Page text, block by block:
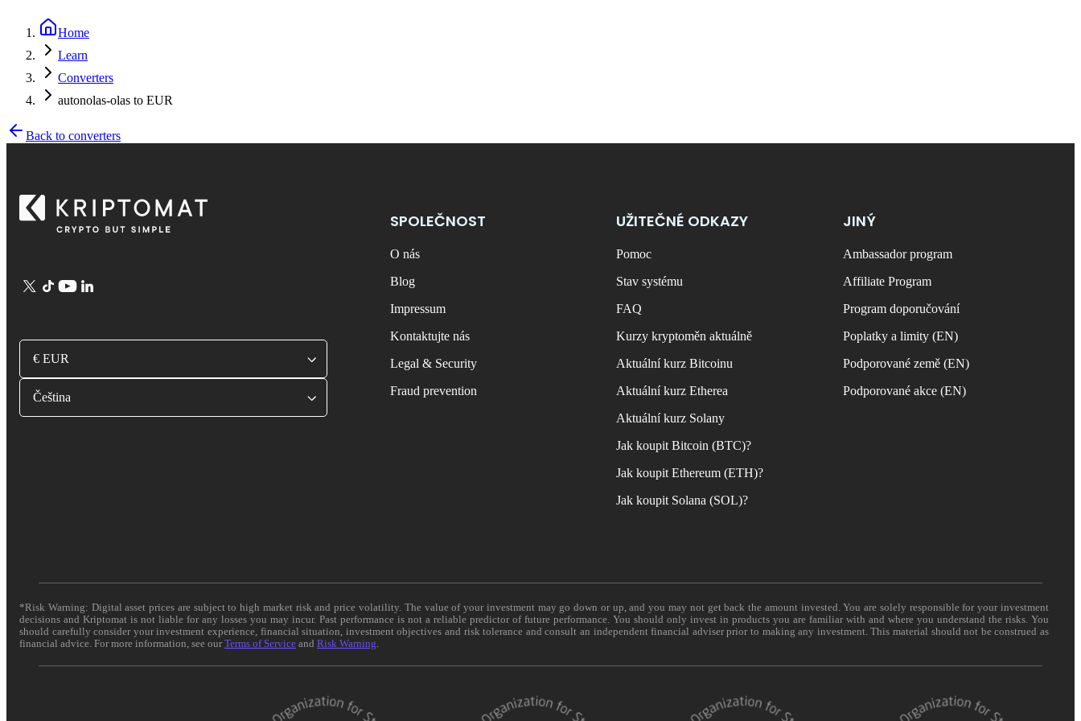
Home
Learn
Converters
autonolas-olas to EUR
Back to converters
€ EUR
Čeština
SPOLEČNOST
O nás
Blog
Impressum
Kontaktujte nás
Legal & Security
Fraud prevention
UŽITEČNÉ ODKAZY
Pomoc
Stav systému
FAQ
Kurzy kryptoměn aktuálně
Aktuální kurz Bitcoinu
Aktuální kurz Etherea
Aktuální kurz Solany
Jak koupit Bitcoin (BTC)?
Jak koupit Ethereum (ETH)?
Jak koupit Solana (SOL)?
JINÝ
Ambassador program
Affiliate Program
Program doporučování
Poplatky a limity (EN)
Podporované země (EN)
Podporované akce (EN)
*Risk Warning: Digital asset prices are subject to high market risk and price volatility. The value of your investment may go down or up, and you may not get back the amount invested. You are solely responsible for your investment
decisions and Kriptomat is not liable for any losses you may incur. Past performance is not a reliable predictor of future performance. You should only invest in products you are familiar with and where you understand the risks. You
should carefully consider your investment experience, financial situation, investment objectives and risk tolerance and consult an independent financial adviser prior to making any investment. This material should not be construed as
financial advice. For more information, see ourTerms of Service and Risk Warning